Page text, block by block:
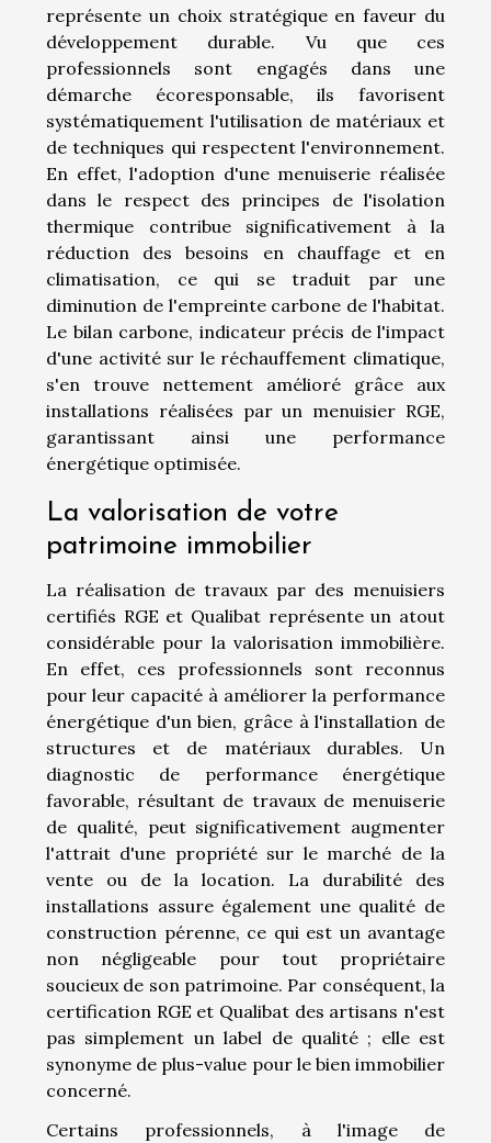
représente un choix stratégique en faveur du
développement durable. Vu que ces
professionnels sont engagés dans une
démarche écoresponsable, ils favorisent
systématiquement l'utilisation de matériaux et
de techniques qui respectent l'environnement.
En effet, l'adoption d'une menuiserie réalisée
dans le respect des principes de l'isolation
thermique contribue significativement à la
réduction des besoins en chauffage et en
climatisation, ce qui se traduit par une
diminution de l'empreinte carbone de l'habitat.
Le bilan carbone, indicateur précis de l'impact
d'une activité sur le réchauffement climatique,
s'en trouve nettement amélioré grâce aux
installations réalisées par un menuisier RGE,
garantissant ainsi une performance
énergétique optimisée.
La valorisation de votre
patrimoine immobilier
La réalisation de travaux par des menuisiers
certifiés RGE et Qualibat représente un atout
considérable pour la valorisation immobilière.
En effet, ces professionnels sont reconnus
pour leur capacité à améliorer la performance
énergétique d'un bien, grâce à l'installation de
structures et de matériaux durables. Un
diagnostic de performance énergétique
favorable, résultant de travaux de menuiserie
de qualité, peut significativement augmenter
l'attrait d'une propriété sur le marché de la
vente ou de la location. La durabilité des
installations assure également une qualité de
construction pérenne, ce qui est un avantage
non négligeable pour tout propriétaire
soucieux de son patrimoine. Par conséquent, la
certification RGE et Qualibat des artisans n'est
pas simplement un label de qualité ; elle est
synonyme de plus-value pour le bien immobilier
concerné.
Certains professionnels, à l'image de